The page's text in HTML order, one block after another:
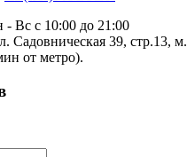
- Вс с 10:00 до 21:00
Садовническая 39, стр.13, м.
от метро).